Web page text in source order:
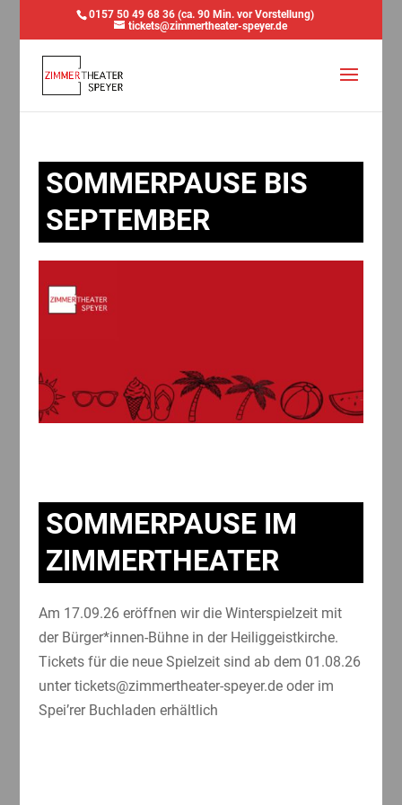
0157 50 49 68 36 (ca. 90 Min. vor Vorstellung)
tickets@zimmertheater-speyer.de
SOMMERPAUSE BIS
SEPTEMBER
SOMMERPAUSE IM
ZIMMERTHEATER
Am 17.09.26 eröffnen wir die Winterspielzeit mit
der Bürger*innen-Bühne in der Heiliggeistkirche.
Tickets für die neue Spielzeit sind ab dem 01.08.26
unter tickets@zimmertheater-speyer.de oder im
Spei’rer Buchladen erhältlich